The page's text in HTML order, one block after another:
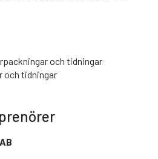
och tidningar
och tidningar